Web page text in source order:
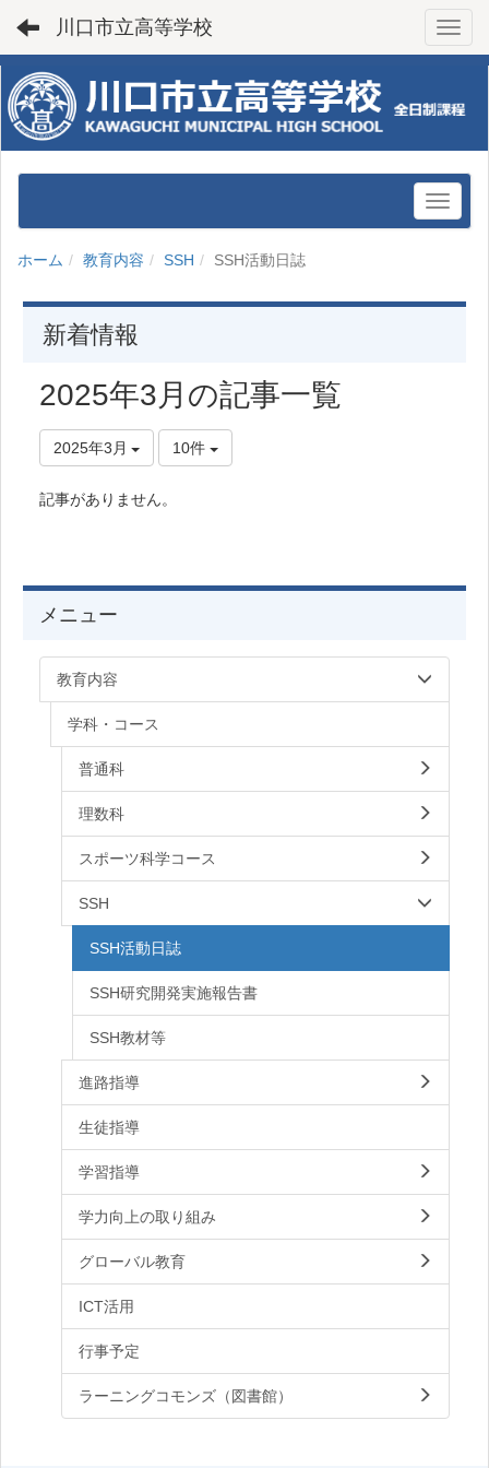
川口市立高等学校
ホーム 教育内容 SSH SSH活動日誌
新着情報
2025年3月の記事一覧
2025年3月 10件
記事がありません。
メニュー
教育内容
学科・コース
普通科
理数科
スポーツ科学コース
SSH
SSH活動日誌
SSH研究開発実施報告書
SSH教材等
進路指導
生徒指導
学習指導
学力向上の取り組み
グローバル教育
ICT活用
行事予定
ラーニングコモンズ（図書館）